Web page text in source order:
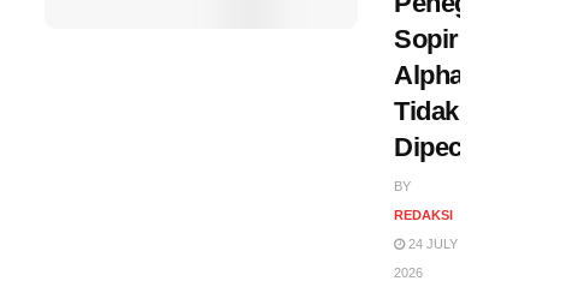
Sopir
Alphard
Tidak
Dipecat
BY
REDAKSI
24 JULY
2026